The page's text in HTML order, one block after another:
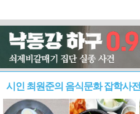
시인 최원준의 음식문화 잡학사전